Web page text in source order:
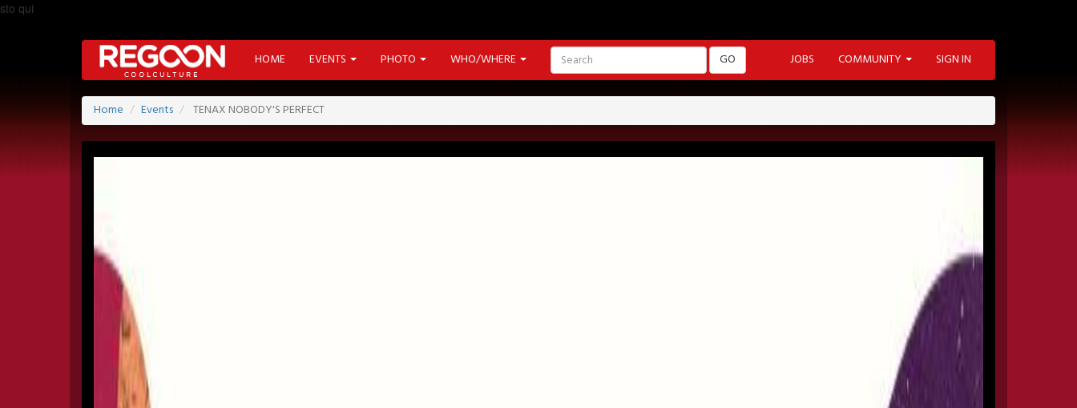
sto qui
HOME EVENTS PHOTO WHO/WHERE GO JOBS COMMUNITY SIGN IN
Home Events TENAX NOBODY'S PERFECT